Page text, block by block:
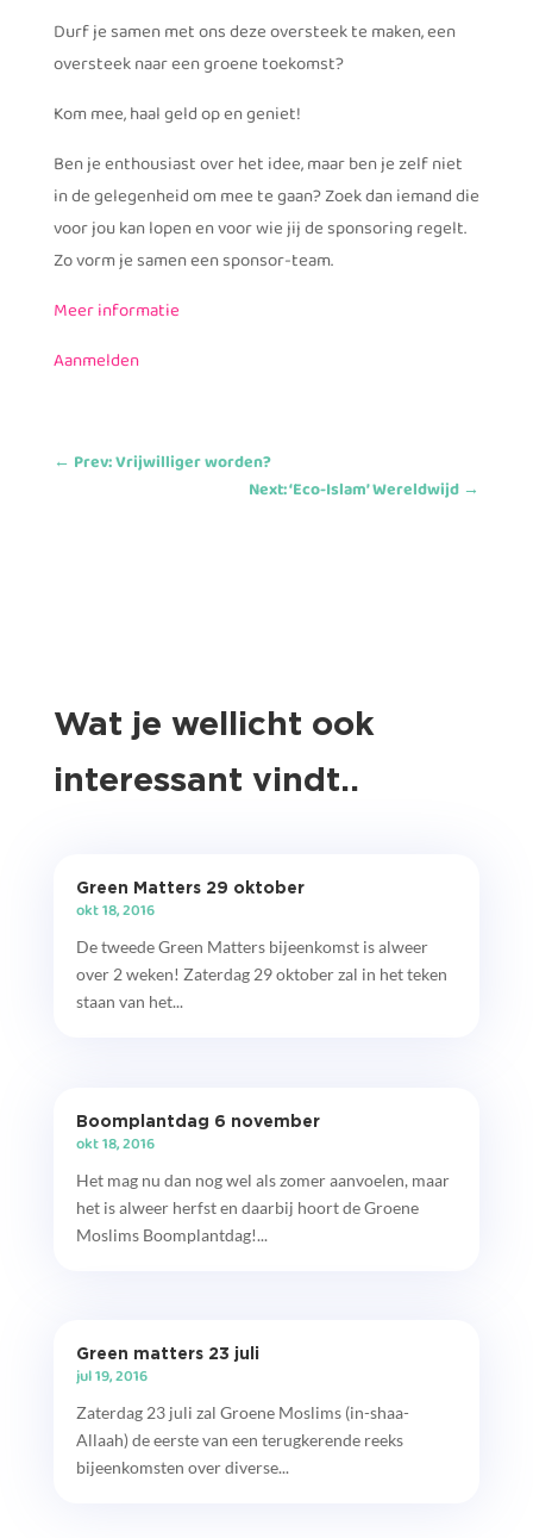
Durf je samen met ons deze oversteek te maken, een
oversteek naar een groene toekomst?
Kom mee, haal geld op en geniet!
Ben je enthousiast over het idee, maar ben je zelf niet
in de gelegenheid om mee te gaan? Zoek dan iemand die
voor jou kan lopen en voor wie jij de sponsoring regelt.
Zo vorm je samen een sponsor-team.
Meer informatie
Aanmelden
← Prev: Vrijwilliger worden?
Next: ‘Eco-Islam’ Wereldwijd →
Wat je wellicht ook
interessant vindt..
Green Matters 29 oktober
okt 18, 2016
De tweede Green Matters bijeenkomst is alweer
over 2 weken! Zaterdag 29 oktober zal in het teken
staan van het...
Boomplantdag 6 november
okt 18, 2016
Het mag nu dan nog wel als zomer aanvoelen, maar
het is alweer herfst en daarbij hoort de Groene
Moslims Boomplantdag!...
Green matters 23 juli
jul 19, 2016
Zaterdag 23 juli zal Groene Moslims (in-shaa-
Allaah) de eerste van een terugkerende reeks
bijeenkomsten over diverse...